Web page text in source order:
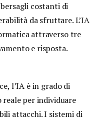
costanti di
da sfruttare. L’IA
attraverso tre
e risposta.
l’IA è in grado di
per individuare
attacchi. I sistemi di